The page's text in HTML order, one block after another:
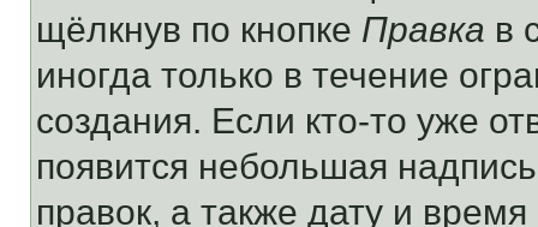
щёлкнув по кнопке Правка в
иногда только в течение
создания. Если кто-то уже
появится небольшая
правок, а также дату и